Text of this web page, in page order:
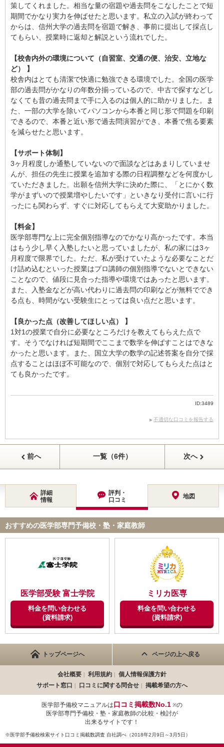
策してくれました。相当な量の宿題や過去問をこなしたことで短
期間でかなり実力を伸ばせたと思います。私立の入試が終わって
からは、信州大学の過去問を宿題で解き、事前に提出して採点し
てもらい、授業時に返却と解説という流れでした。
【校舎内外の環境について（自習室、交通の便、治安、立地な
ど） 】
校舎内はとても清潔で快適に勉強できる環境でした。全国の医学
部の過去問がかなりの年数分揃っているので、中古で探すなどし
なくても昔の過去問まで手に入るのは個人的に助かりました。ま
た、一部の大学を除いてパソコンから本番と同じ形で問題を印刷
できるので、本番と近い形で過去問演習ができ、本番で焦る要素
を減らせたと思います。
【サポート体制】
3ヶ月程度しか通塾していないので面談などはあまりしていませ
んが、担任の先生に授業を追加する際の日程調整などを何度かし
ていただきました。出願を信州大学に決めた際に、「とにかく数
学がまずいので授業増やしたいです」といきなり受付に言いに行
ったにも関わらず、すぐに対応してもらえて大変助かりました。
【料金】
医学部専門な上に完全個別指導なのでかなり高かったです。本当
はもう少し早く入塾したいと思っていましたが、私の家には3ヶ
月程度で限界でした。ただ、私が受けていたような必要なことだ
け詰め込むといった授業はプロ講師の個別指導でないとできない
ことなので、値段に見合った指導や環境ではあったと思います。
また、入塾金などが高い代わりに過去問の印刷などが無料ででき
る点も、時間がない受験生にとっては良い点だと思います。
【良かった点（改善してほしい点） 】
1対1の授業で自分に必要なところだけを教えてもらえた点で
す。そうでなければ短期間でここまで数学を伸ばすことはできな
かったと思います。また、国立大学の数学の記述答案を自分で採
点することはほぼ不可能なので、個別で対応してもらえた点はと
ても良かったです。
ID:3489
不適切な口コミを報告する
前へ 一覧（6件） 次へ
詳細
情報
評判・
口コミ
地図
おすすめの医学部専門予備校・塾・家庭教師
医学部受験 富士学院
料金を問い合わせる
(資料請求)
ミリカ医専
料金を問い合わせる
(資料請求)
トップページへ ページの上へ戻る
会社概要 利用規約
個人情報保護方針
サポート窓口
口コミに関する問合せ 掲載希望の方へ
医学部予備校マニュアルは口コミ掲載数No.1 ※の
医学部専門予備校・塾・家庭教師の比較・検討が
出来るサイトです！
※医学部予備校検索サイト口コミ掲載数調査 自社調べ（2018年2月9日～3月5日）